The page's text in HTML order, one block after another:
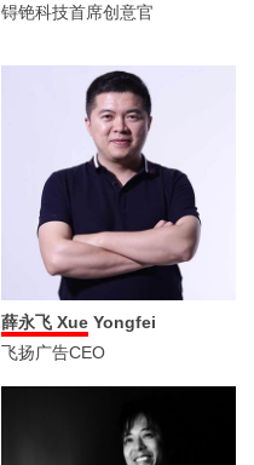
锝铯科技首席创意官
薛永飞 Xue Yongfei
飞扬广告CEO